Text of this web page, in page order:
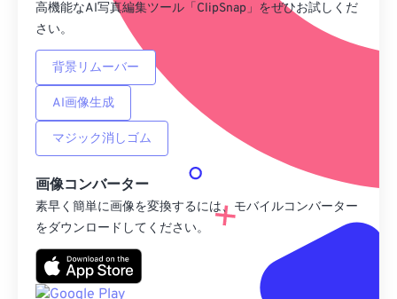
高機能なAI写真編集ツール「ClipSnap」をぜひお試しくだ
さい。
背景リムーバー
AI画像生成
マジック消しゴム
画像コンバーター
素早く簡単に画像を変換するには、モバイルコンバーター
をダウンロードしてください。